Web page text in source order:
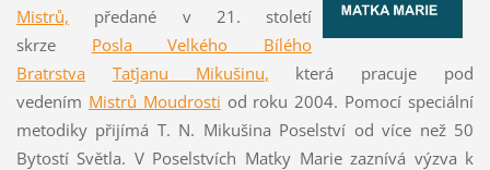
Mistrů, předané v 21. století
skrze PoslaVelkého Bílého
Bratrstva
Taťjanu Mikušinu, která pracuje pod
vedením Mistrů Moudrosti od roku 2004. Pomocí speciální
metodiky přijímá T. N. Mikušina Poselství od více než 50
Bytostí Světla. V Poselstvích Matky Marie zaznívá výzva k